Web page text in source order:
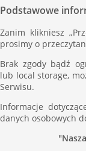
Podstawowe
Zanim klikniesz
prosimy o
Brak zgody bądź
lub local storage,
Serwisu.
Informacje
danych osobowych